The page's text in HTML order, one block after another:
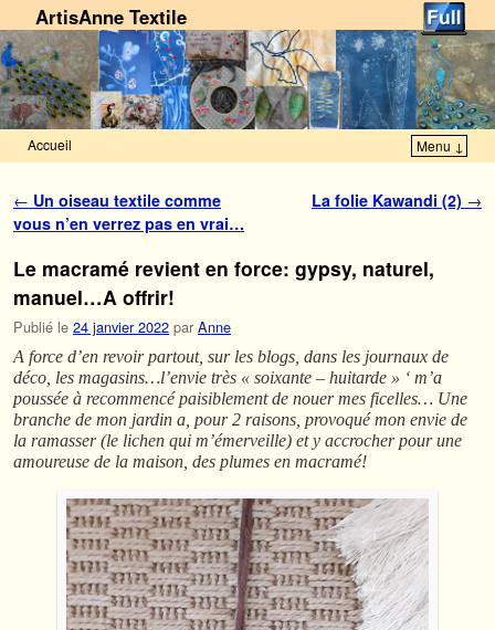
ArtisAnne Textile
Accueil Menu ↓
Navigation des articles
← Un oiseau textile comme
vous n’en verrez pas en vrai…
La folie Kawandi (2) →
Le macramé revient en force: gypsy, naturel,
manuel…A offrir!
Publié le 24 janvier 2022 par Anne
A force d’en revoir partout, sur les blogs, dans les journaux de
déco, les magasins…l’envie très « soixante – huitarde » ‘ m’a
poussée à recommencé paisiblement de nouer mes ficelles… Une
branche de mon jardin a, pour 2 raisons, provoqué mon envie de
la ramasser (le lichen qui m’émerveille) et y accrocher pour une
amoureuse de la maison, des plumes en macramé!